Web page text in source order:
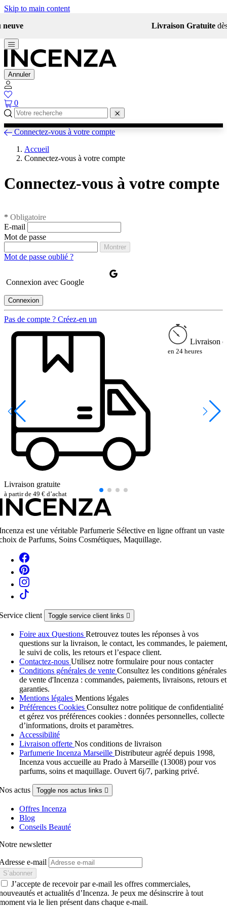
Skip to main content
dès 49 € d'achat
Annuler
0
Connectez-vous à votre compte
Accueil
Connectez-vous à votre compte
Connectez-vous à votre compte
* Obligatoire
E-mail
Mot de passe
Montrer
Mot de passe oublié ?
Connexion avec Google
Connexion
Pas de compte ? Créez-en un
Livraison gratuite
à partir de 49 € d’achat
Livraison
en 24 heures
est une véritable Parfumerie Sélective en ligne offrant un vaste
de Parfums, Soins Cosmétiques, Maquillage.
client Toggle service client links 
Foire aux Questions Retrouvez toutes les réponses à vos
questions sur la livraison, le contact, les commandes, le paiement,
le suivi de colis, les retours et l’espace client.
Contactez-nous Utilisez notre formulaire pour nous contacter
Conditions générales de vente Consultez les conditions générales
de vente d'Incenza : commandes, paiements, livraisons, retours et
garanties.
Mentions légales Mentions légales
Préférences Cookies Consultez notre politique de confidentialité
et gérez vos préférences cookies : données personnelles, collecte
d’informations, droits et paramètres.
Accessibilité
Livraison offerte Nos conditions de livraison
Parfumerie Incenza Marseille Distributeur agréé depuis 1998,
Incenza vous accueille au Prado à Marseille (13008) pour vos
parfums, soins et maquillage. Ouvert 6j/7, parking privé.
actus Toggle nos actus links 
Offres Incenza
Blog
Conseils Beauté
newsletter
e-mail
J’accepte de recevoir par e-mail les offres commerciales,
et actualités d’Incenza. Je peux me désinscrire à tout
via le lien présent dans chaque e-mail.